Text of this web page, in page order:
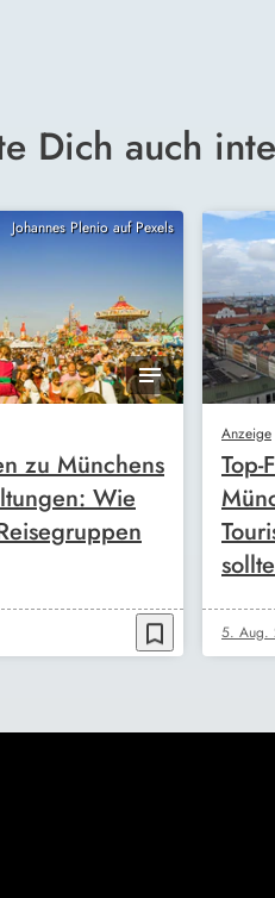
Dich auch
Johannes Plenio auf Pexels
zu Münchens
Wie
bookmark_border
Anzeige
5. Aug.